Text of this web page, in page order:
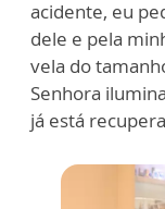
acidente, eu
dele e pela
vela do
Senhora
já está